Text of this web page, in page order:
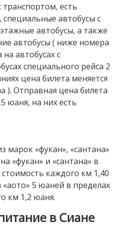
есть
специальные автобусы с
автобусы, а также
автобусы ( ниже номера
автобусах с
специального рейса 2
цена билета меняется
). Отправная цена билета
юаня, на них есть
марок «фукан», «сантана»
«фукан» и «сантана» в
каждого км 1,40
5 юаней в пределах
км 1,2 юаня.
в Сиане